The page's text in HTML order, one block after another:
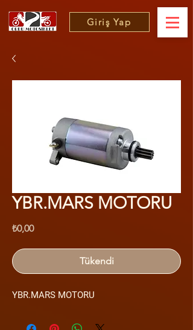
Giriş Yap
YBR.MARS MOTORU
₺0,00Fiyat
Tükendi
YBR.MARS MOTORU